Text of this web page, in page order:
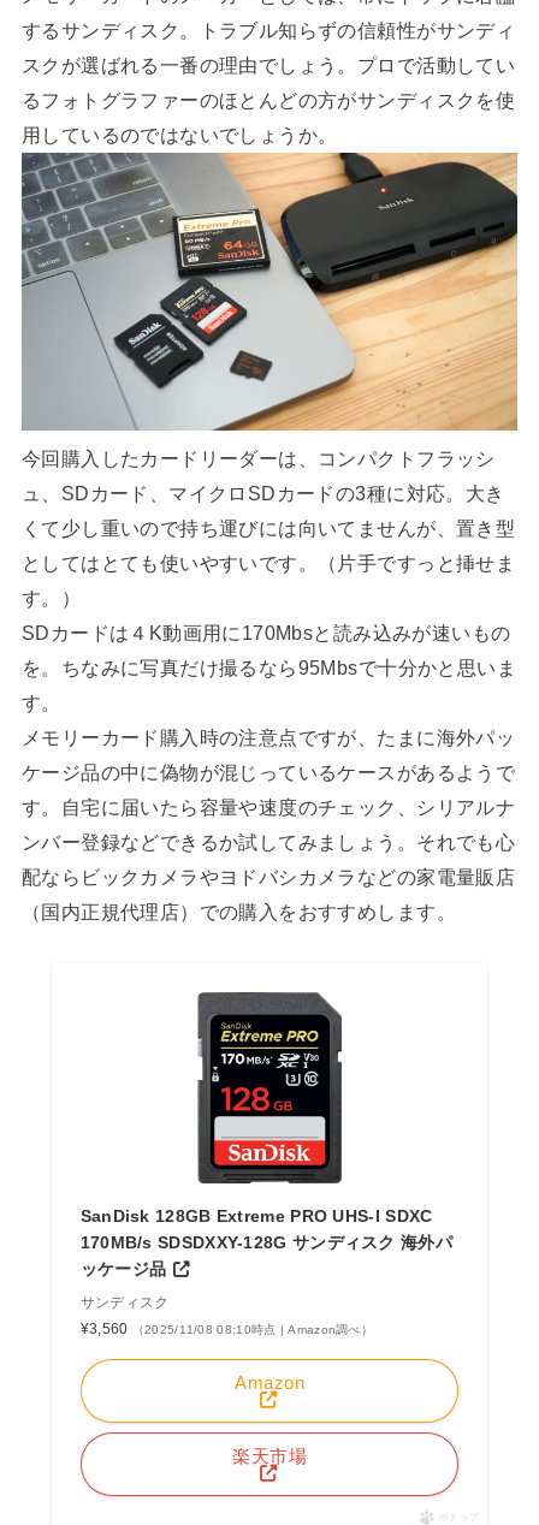
するサンディスク。トラブル知らずの信頼性がサンディ
スクが選ばれる一番の理由でしょう。プロで活動してい
るフォトグラファーのほとんどの方がサンディスクを使
用しているのではないでしょうか。
今回購入したカードリーダーは、コンパクトフラッシ
ュ、SDカード、マイクロSDカードの3種に対応。大き
くて少し重いので持ち運びには向いてませんが、置き型
としてはとても使いやすいです。（片手ですっと挿せま
す。）
SDカードは４K動画用に170Mbsと読み込みが速いもの
を。ちなみに写真だけ撮るなら95Mbsで十分かと思いま
す。
メモリーカード購入時の注意点ですが、たまに海外パッ
ケージ品の中に偽物が混じっているケースがあるようで
す。自宅に届いたら容量や速度のチェック、シリアルナ
ンバー登録などできるか試してみましょう。それでも心
配ならビックカメラやヨドバシカメラなどの家電量販店
（国内正規代理店）での購入をおすすめします。
SanDisk 128GB Extreme PRO UHS-I SDXC
170MB/s SDSDXXY-128G サンディスク 海外パ
ッケージ品
サンディスク
¥3,560
（2025/11/08 08:10時点 | Amazon調べ）
Amazon
楽天市場
ポチップ